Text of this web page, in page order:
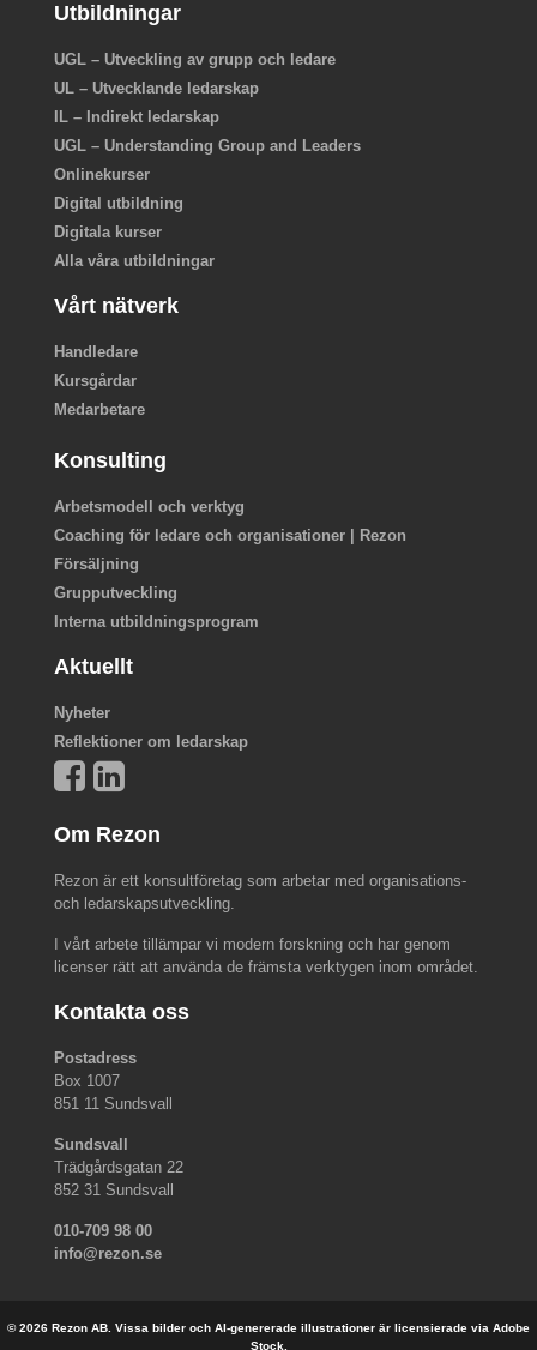
Utbildningar
UGL – Utveckling av grupp och ledare
UL – Utvecklande ledarskap
IL – Indirekt ledarskap
UGL – Understanding Group and Leaders
Onlinekurser
Digital utbildning
Digitala kurser
Alla våra utbildningar
Vårt nätverk
Handledare
Kursgårdar
Medarbetare
Konsulting
Arbetsmodell och verktyg
Coaching för ledare och organisationer | Rezon
Försäljning
Grupputveckling
Interna utbildningsprogram
Aktuellt
Nyheter
Reflektioner om ledarskap
Om Rezon
Rezon är ett konsultföretag som arbetar med organisations-
och ledarskapsutveckling.
I vårt arbete tillämpar vi modern forskning och har genom
licenser rätt att använda de främsta verktygen inom området.
Kontakta oss
Postadress
Box 1007
851 11 Sundsvall
Sundsvall
Trädgårdsgatan 22
852 31 Sundsvall
010-709 98 00
info@rezon.se
© 2026 Rezon AB. Vissa bilder och AI-genererade illustrationer är licensierade via Adobe
Stock.